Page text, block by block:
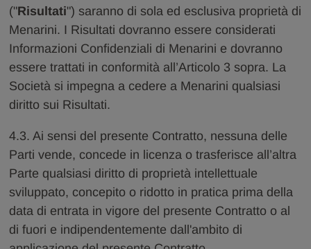
("Risultati") saranno di sola ed esclusiva proprietà di
Menarini. I Risultati dovranno essere considerati
Informazioni Confidenziali di Menarini e dovranno
essere trattati in conformità all’Articolo 3 sopra. La
Società si impegna a cedere a Menarini qualsiasi
diritto sui Risultati.
4.3. Ai sensi del presente Contratto, nessuna delle
Parti vende, concede in licenza o trasferisce all’altra
Parte qualsiasi diritto di proprietà intellettuale
sviluppato, concepito o ridotto in pratica prima della
data di entrata in vigore del presente Contratto o al
di fuori e indipendentemente dall'ambito di